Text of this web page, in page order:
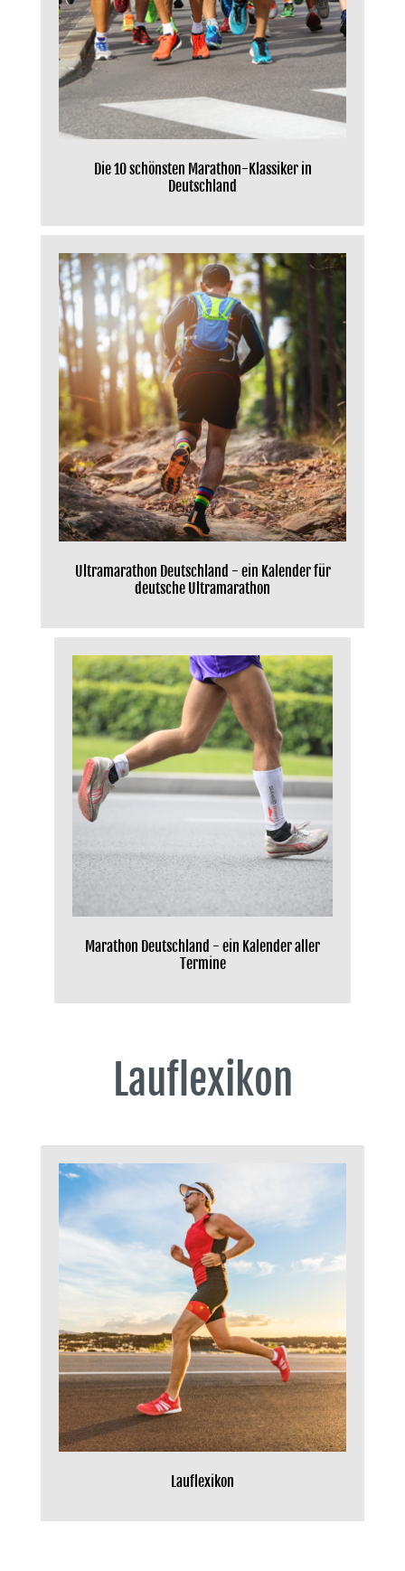
Die 10 schönsten Marathon-Klassiker in
Deutschland
Ultramarathon Deutschland - ein Kalender für
deutsche Ultramarathon
Marathon Deutschland - ein Kalender aller
Termine
Lauflexikon
Lauflexikon